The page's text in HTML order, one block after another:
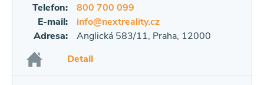
Telefon:
800 700 099
E-mail:
info@nextreality.cz
Adresa:
Anglická 583/11, Praha, 12000
Detail